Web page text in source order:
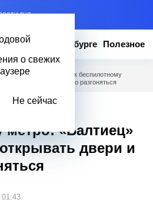
ДНЯ
о свежих
Не сейчас
о Петербурге Полезное
/ От умных трамваев к беспилотному
двери и плавно разгоняться
к
метро: «Балтиец»
двери и